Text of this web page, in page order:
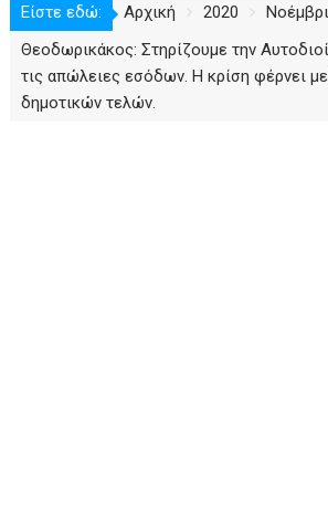
Είστε εδώ: Αρχική 2020
Θεοδωρικάκος: Στηρίζουμε την
τις απώλειες εσόδων. Η κρίση φέρνει
δημοτικών τελών.